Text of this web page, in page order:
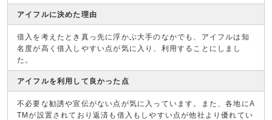
アイフルに決めた理由
借入を考えたとき真っ先に浮かぶ大手のなかでも、アイフルは知
名度が高く借入しやすい点が気に入り、利用することにしまし
た。
アイフルを利用して良かった点
不必要な勧誘や宣伝がない点が気に入っています。また、各地にA
TMが設置されており返済も借入もしやすい点が他社より優れてい